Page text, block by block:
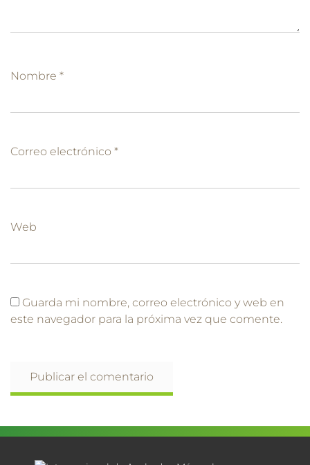
Nombre *
Correo electrónico *
Web
Guarda mi nombre, correo electrónico y web en
este navegador para la próxima vez que comente.